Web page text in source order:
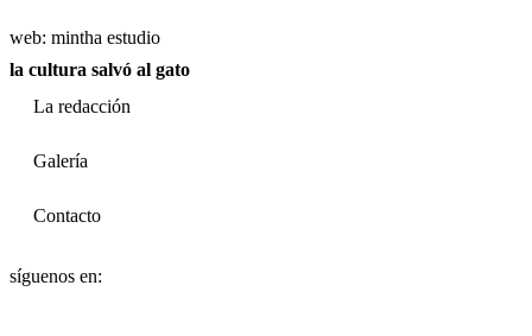
web: mintha estudio
la cultura salvó al gato
La redacción
Galería
Contacto
síguenos en: